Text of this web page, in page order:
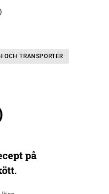
OCH TRANSPORTER
på